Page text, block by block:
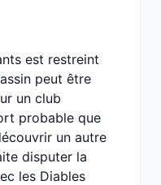
est restreint
peut être
un club
probable que
un autre
disputer la
les Diables